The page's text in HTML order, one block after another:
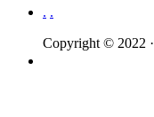
. .
Copyright © 2022 ·